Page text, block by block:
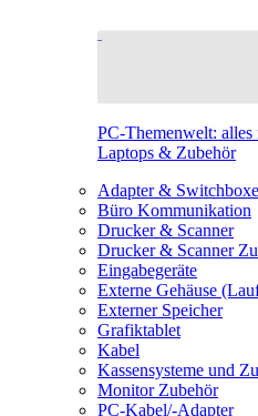
PC-Themenwelt: alles
Laptops & Zubehör
Adapter &
Büro Kommunikation
Drucker & Scanner
Drucker & Scanner
Eingabegeräte
Externe Gehäuse
Externer Speicher
Grafiktablet
Kabel
Kassensysteme und
Monitor Zubehör
PC-Kabel/-Adapter